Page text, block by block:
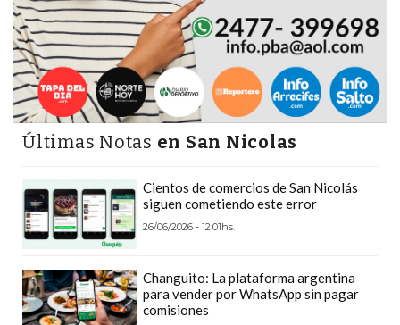
EN
PERGAMINO:
DÓNDE
COMPRAR
EL
MEJOR
DE
PERGAMINO
CREAR
ONLINE
GRATIS
Últimas Notas en San Nicolas
Cientos de comercios de San Nicolás
siguen cometiendo este error
26/06/2026 - 12:01hs.
Changuito: La plataforma argentina
para vender por WhatsApp sin pagar
comisiones